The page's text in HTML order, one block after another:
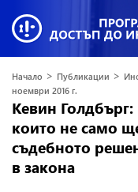
Начало > Публикации >
ноември 2016 г.
Кевин
които не само
съдебното
в закона